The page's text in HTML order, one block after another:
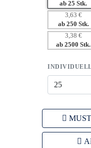
– Effektive
Werbeanbringungen.
ab 25 Stk.
3,63 €
ab 250 Stk.
3,38 €
ab 2500 Stk.